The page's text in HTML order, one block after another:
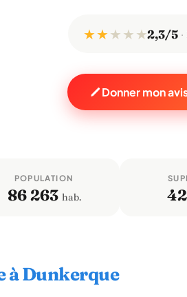
★ ★★ ★ ★2,3/5
Donner mon
POPULATION
86 263 hab.
à Dunkerque